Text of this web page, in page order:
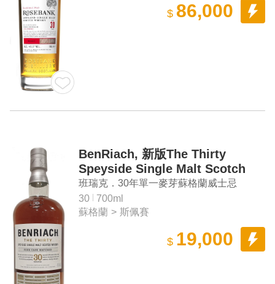
$ 86,000
BenRiach, 新版The Thirty
Speyside Single Malt Scotch
Whisky
班瑞克．30年單一麥芽蘇格蘭威士忌
30
700ml
蘇格蘭 > 斯佩賽
$ 19,000